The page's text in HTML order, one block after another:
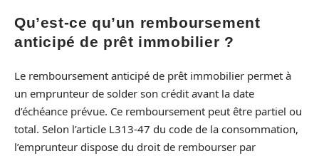
Qu’est-ce qu’un remboursement
anticipé de prêt immobilier ?
Le remboursement anticipé de prêt immobilier permet à
un emprunteur de solder son crédit avant la date
d’échéance prévue. Ce remboursement peut être partiel ou
total. Selon l’article L313-47 du code de la consommation,
l’emprunteur dispose du droit de rembourser par